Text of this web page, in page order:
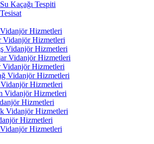
Kaçağı Tespiti
Hizmetleri
Vidanjör Hizmetleri
Vidanjör Hizmetleri
Vidanjör Hizmetleri
Vidanjör Hizmetleri
Vidanjör Hizmetleri
Hizmetleri
Vidanjör Hizmetleri
Hizmetleri
Vidanjör Hizmetleri
Hizmetleri
Hizmetleri